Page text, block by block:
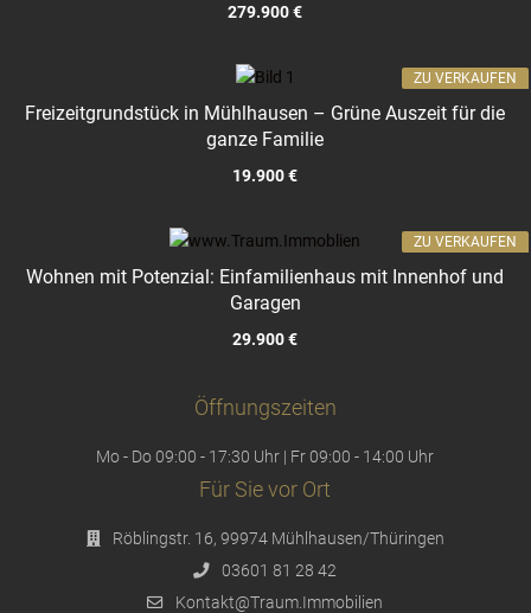
279.900 €
Freizeitgrundstück in Mühlhausen – Grüne Auszeit für die
ganze Familie
19.900 €
ZU VERKAUFEN
Wohnen mit Potenzial: Einfamilienhaus mit Innenhof und
Garagen
29.900 €
ZU VERKAUFEN
Öffnungszeiten
Mo - Do 09:00 - 17:30 Uhr | Fr 09:00 - 14:00 Uhr
Für Sie vor Ort
Röblingstr. 16, 99974 Mühlhausen/Thüringen
03601 81 28 42
Kontakt@Traum.Immobilien